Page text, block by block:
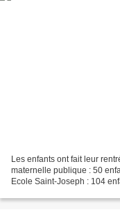
Les enfants ont fait leur
maternelle publique : 50
Ecole Saint-Joseph : 104